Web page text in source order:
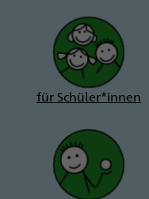
für Schüler*innen